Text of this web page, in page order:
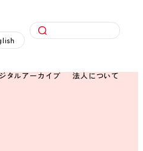
検索
タルアーカイブ 法人について